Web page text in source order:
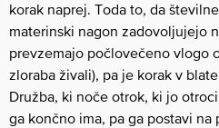
korak naprej. Toda to, da
materinski nagon zadovoljujejo
prevzemajo počlovečeno vlogo
zloraba živali), pa je korak v
Družba, ki noče otrok, ki jo
ga končno ima, pa ga postavi